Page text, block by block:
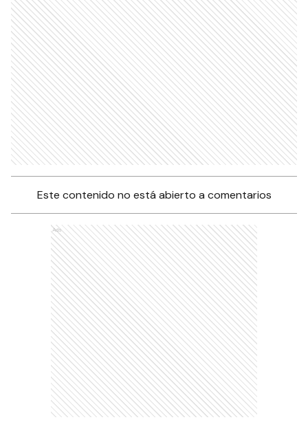
Este contenido no está abierto a comentarios
Ads